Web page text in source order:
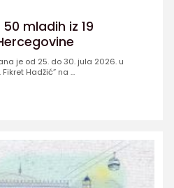
50 mladih iz 19
je od 25. do 30. jula 2026. u
Hadžić” na ...